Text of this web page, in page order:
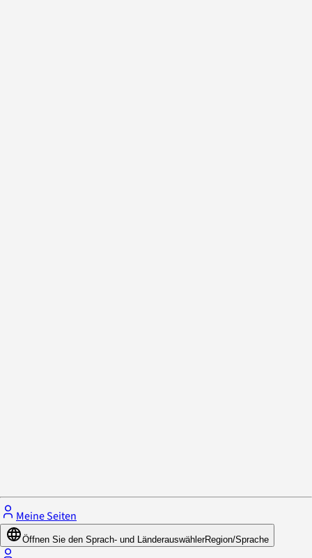
Meine Seiten
Öffnen Sie den Sprach- und LänderauswählerRegion/Sprache